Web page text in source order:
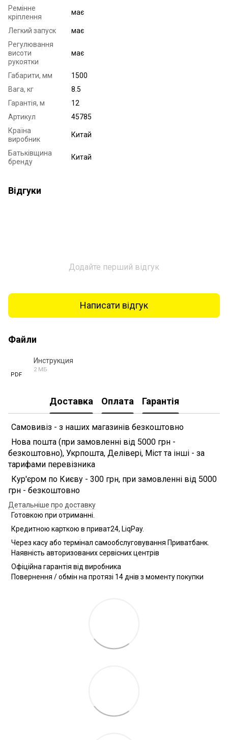
Ремінне
кріплення
має
Легкий запуск
має
Регулювання
висоти
рукоятки
має
Габарити, мм
1500
Вага, кг
8.5
Гарантія, м
12
Артикул
45785
Країна
виробник
Китай
Батьківщина
бренду
Китай
Відгуки
Додайте перший відгук
Написати відгук
Файли
PDF
Инструкция
2 МБ
Доставка Оплата Гарантія
Самовивіз - з наших магазинів безкоштовно
Нова пошта (при замовленні від 5000 грн -
безкоштовно), Укрпошта, Делівері, Міст та інші - за
тарифами перевізника
Кур'єром по Києву - 300 грн, при замовленні від 5000
грн - безкоштовно
Детальніше про доставку
Готовкою при отриманні.
Кредитною карткою в приват24, LiqPay.
Через касу або термінал самообслуговування Приватбанк.
Наявність авторизованих сервісних центрів
Офіційна гарантія від виробника
Повернення / обмін на протязі 14 днів з моменту покупки